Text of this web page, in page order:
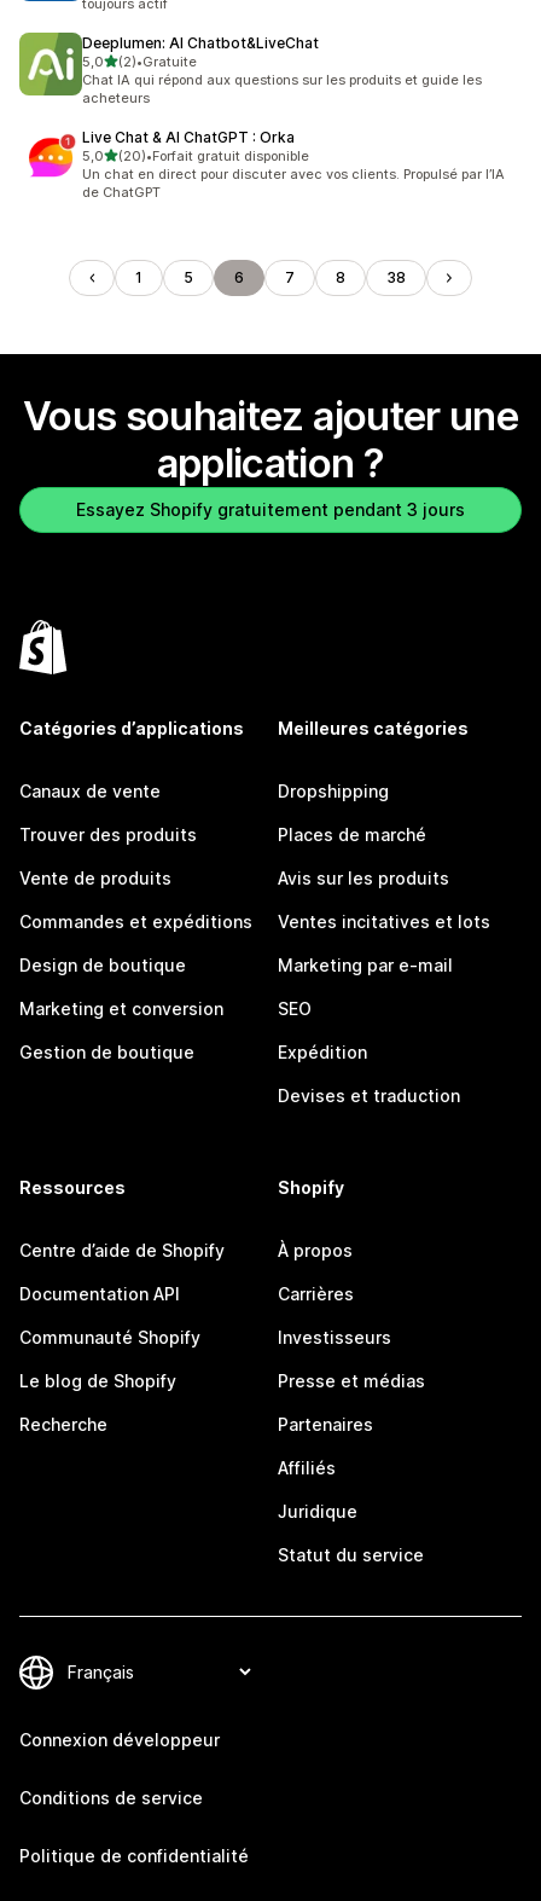
toujours actif
Deeplumen: AI Chatbot&LiveChat
5,0étoile(s) sur 5
(2)
2 avis au total
•Gratuite
Chat IA qui répond aux questions sur les produits et guide les
acheteurs
Live Chat & AI ChatGPT : Orka
5,0étoile(s) sur 5
(20)
20 avis au total
•Forfait gratuit disponible
Un chat en direct pour discuter avec vos clients. Propulsé par l’IA
de ChatGPT
1 5 6 7 8 38
Vous souhaitez ajouter une
application ?
Essayez Shopify gratuitement pendant 3 jours
Catégories d’applications
Canaux de vente
Trouver des produits
Vente de produits
Commandes et expéditions
Design de boutique
Marketing et conversion
Gestion de boutique
Meilleures catégories
Dropshipping
Places de marché
Avis sur les produits
Ventes incitatives et lots
Marketing par e-mail
SEO
Expédition
Devises et traduction
Ressources
Centre d’aide de Shopify
Documentation API
Communauté Shopify
Le blog de Shopify
Recherche
Shopify
À propos
Carrières
Investisseurs
Presse et médias
Partenaires
Affiliés
Juridique
Statut du service
Connexion développeur
Conditions de service
Politique de confidentialité